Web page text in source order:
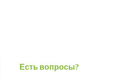
Есть вопросы?